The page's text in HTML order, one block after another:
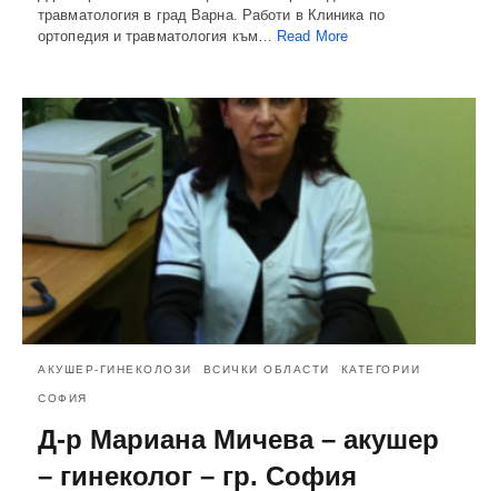
травматология в град Варна. Работи в Клиника по
ортопедия и травматология към… Read More
АКУШЕР-ГИНЕКОЛОЗИ ВСИЧКИ ОБЛАСТИ КАТЕГОРИИ
СОФИЯ
Д-р Мариана Мичева – акушер
– гинеколог – гр. София